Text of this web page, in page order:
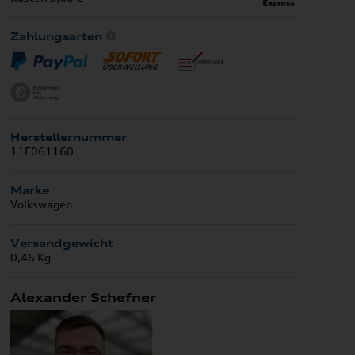
Zahlungsarten
Herstellernummer
11E061160
Marke
Volkswagen
Versandgewicht
0,46 Kg
Alexander Schefner